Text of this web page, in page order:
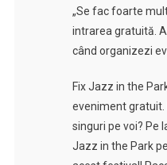
„Se fac foarte
intrarea gratuită.
când organizezi
Fix Jazz in the
eveniment gratuit.
singuri pe voi? Pe
Jazz in the Park